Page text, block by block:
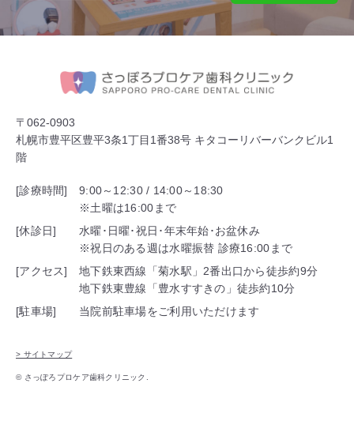
〒062-0903
札幌市豊平区豊平3条1丁目1番38号 キタコーリバーバンクビル1
階
[診療時間]
9:00～12:30 / 14:00～18:30
※土曜は16:00まで
[休診日]
水曜･日曜･祝日･年末年始･お盆休み
※祝日のある週は水曜振替 診療16:00まで
[アクセス]
地下鉄東西線「菊水駅」2番出口から徒歩約9分
地下鉄東豊線「豊水すすきの」徒歩約10分
[駐車場]
当院前駐車場をご利用いただけます
> サイトマップ
© さっぽろプロケア歯科クリニック.